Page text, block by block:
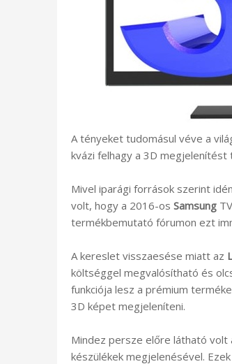
A tényeket tudomásul véve a
kvázi felhagy a 3D megjelenítést
Mivel iparági források szerint
volt, hogy a 2016-os Samsung
termékbemutató fórumon ezt
A kereslet visszaesése miatt az
költséggel megvalósítható és
funkciója lesz a prémium
3D képet megjeleníteni.
Mindez persze előre látható volt
készülékek megjelenésével.